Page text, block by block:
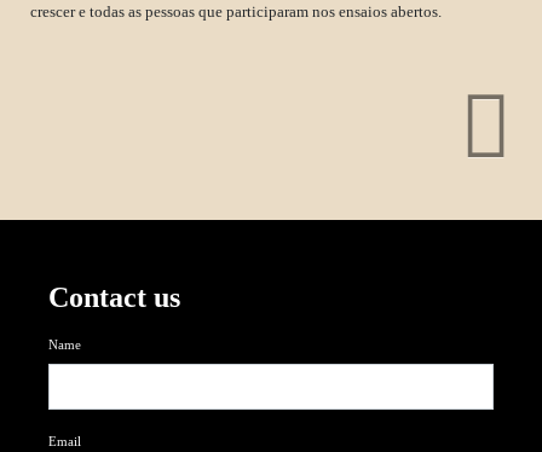
crescer e todas as pessoas que participaram nos ensaios abertos.
Contact us
Name
Email